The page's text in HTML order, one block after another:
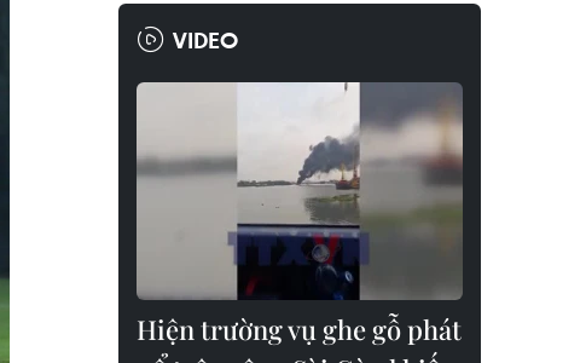
VIDEO
Hiện trường vụ ghe gỗ phát